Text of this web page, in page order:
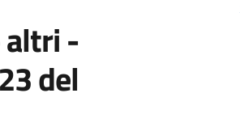
altri -
del